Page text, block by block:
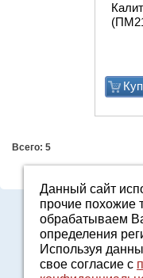
Всего: 5
Данный сайт
прочие похожие
обрабатываем
определения
Используя
свое согласие с